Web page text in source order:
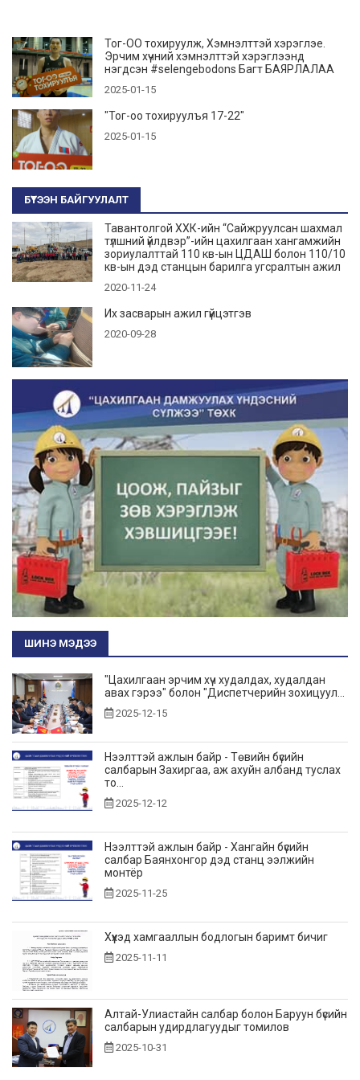
Тог-ОО тохируулж, Хэмнэлттэй хэрэглэе.
Эрчим хүчний хэмнэлттэй хэрэглээнд
нэгдсэн #selengebodons Багт БАЯРЛАЛАА
2025-01-15
"Тог-оо тохируулъя 17-22"
2025-01-15
БҮТЭЭН БАЙГУУЛАЛТ
Тавантолгой ХХК-ийн “Сайжруулсан шахмал
түлшний үйлдвэр”-ийн цахилгаан хангамжийн
зориулалттай 110 кв-ын ЦДАШ болон 110/10
кв-ын дэд станцын барилга угсралтын ажил
2020-11-24
Их засварын ажил гүйцэтгэв
2020-09-28
ШИНЭ МЭДЭЭ
"Цахилгаан эрчим хүч худалдах, худалдан
авах гэрээ" болон "Диспетчерийн зохицуул...
2025-12-15
Нээлттэй ажлын байр - Төвийн бүсийн
салбарын Захиргаа, аж ахуйн албанд туслах
то...
2025-12-12
Нээлттэй ажлын байр - Хангайн бүсийн
салбар Баянхонгор дэд станц ээлжийн
монтёр
2025-11-25
Хүүхэд хамгааллын бодлогын баримт бичиг
2025-11-11
Алтай-Улиастайн салбар болон Баруун бүсийн
салбарын удирдлагуудыг томилов
2025-10-31